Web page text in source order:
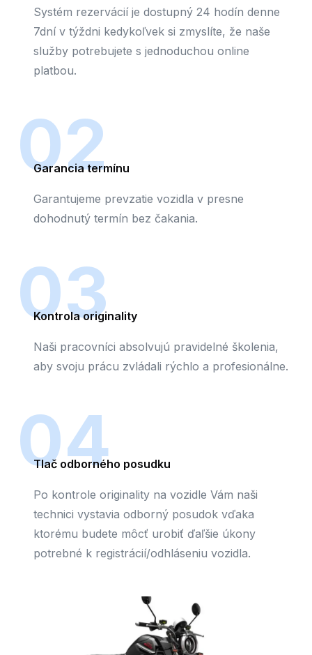
Systém rezervácií je dostupný 24 hodín denne
7dní v týždni kedykoľvek si zmyslíte, že naše
služby potrebujete s jednoduchou online
platbou.
02
Garancia termínu
Garantujeme prevzatie vozidla v presne
dohodnutý termín bez čakania.
03
Kontrola originality
Naši pracovníci absolvujú pravidelné školenia,
aby svoju prácu zvládali rýchlo a profesionálne.
04
Tlač odborného posudku
Po kontrole originality na vozidle Vám naši
technici vystavia odborný posudok vďaka
ktorému budete môcť urobiť ďaľšie úkony
potrebné k registrácií/odhláseniu vozidla.